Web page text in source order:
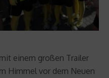
einem großen Trailer
Himmel vor dem Neuen